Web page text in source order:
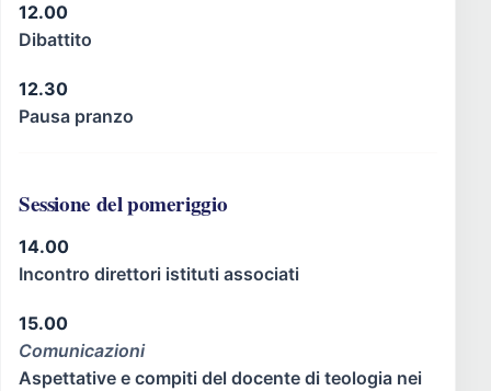
12.00
Dibattito
12.30
Pausa pranzo
Sessione del pomeriggio
14.00
Incontro direttori istituti associati
15.00
Comunicazioni
Aspettative e compiti del docente di teologia nei